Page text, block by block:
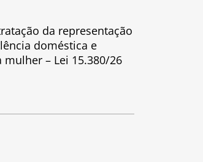
da representação
doméstica e
– Lei 15.380/26